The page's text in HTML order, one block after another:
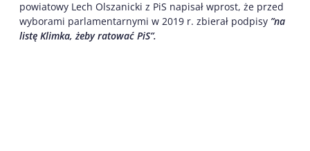
powiatowy Lech Olszanicki z PiS napisał wprost, że przed
wyborami parlamentarnymi w 2019 r. zbierał podpisy ”na
listę Klimka, żeby ratować PiS”.